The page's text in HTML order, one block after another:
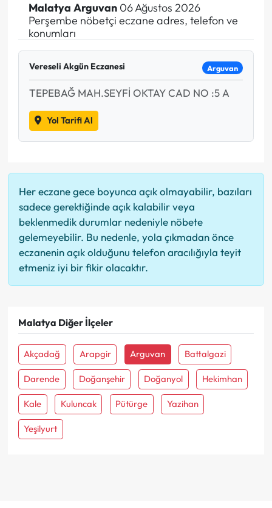
Malatya Arguvan06 Ağustos 2026
Perşembe nöbetçi eczane adres, telefon ve
konumları
Vereseli Akgün Eczanesi Arguvan
TEPEBAĞ MAH.SEYFİ OKTAY CAD NO :5 A
Yol Tarifi Al
Her eczane gece boyunca açık olmayabilir, bazıları
sadece gerektiğinde açık kalabilir veya
beklenmedik durumlar nedeniyle nöbete
gelemeyebilir. Bu nedenle, yola çıkmadan önce
eczanenin açık olduğunu telefon aracılığıyla teyit
etmeniz iyi bir fikir olacaktır.
Malatya Diğer İlçeler
Akçadağ Arapgir Arguvan Battalgazi
Darende Doğanşehir Doğanyol Hekimhan
Kale Kuluncak Pütürge Yazihan
Yeşilyurt